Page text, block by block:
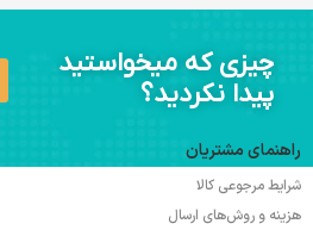
چیزی که میخواستید
پیدا نکردید؟
راهنمای مشتریان
شرایط مرجوعی کالا
هزینه و روش‌های ارسال